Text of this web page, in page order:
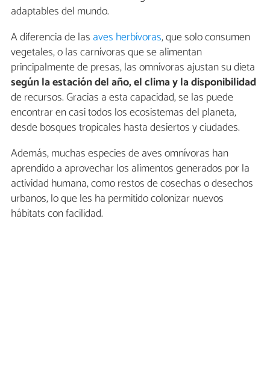
adaptables del mundo.
A diferencia de las aves herbívoras, que solo consumen
vegetales, o las carnívoras que se alimentan
principalmente de presas, las omnívoras ajustan su dieta
según la estación del año, el clima y la disponibilidad
de recursos. Gracias a esta capacidad, se las puede
encontrar en casi todos los ecosistemas del planeta,
desde bosques tropicales hasta desiertos y ciudades.
Además, muchas especies de aves omnívoras han
aprendido a aprovechar los alimentos generados por la
actividad humana, como restos de cosechas o desechos
urbanos, lo que les ha permitido colonizar nuevos
hábitats con facilidad.